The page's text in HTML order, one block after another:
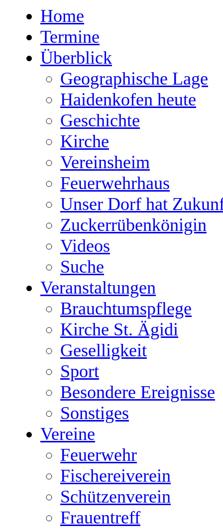
Home
Termine
Überblick
Geographische Lage
Haidenkofen heute
Geschichte
Kirche
Vereinsheim
Feuerwehrhaus
Unser Dorf hat
Zuckerrübenkönigin
Videos
Suche
Veranstaltungen
Brauchtumspflege
Kirche St. Ägidi
Geselligkeit
Sport
Besondere Ereignisse
Sonstiges
Vereine
Feuerwehr
Fischereiverein
Schützenverein
Frauentreff